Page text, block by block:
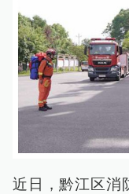
近日，黔江区消